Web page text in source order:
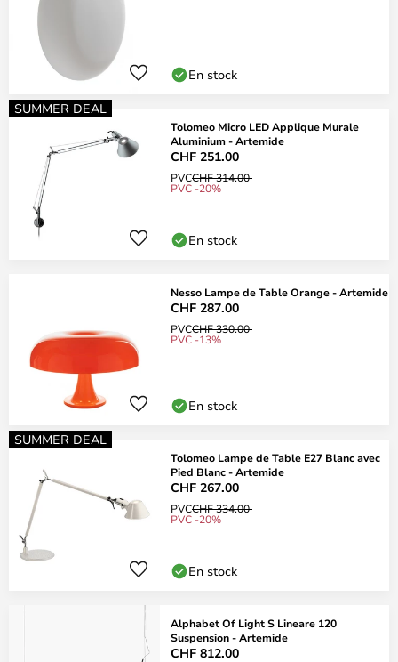
En stock
SUMMER DEAL
Tolomeo Micro LED Applique Murale
Aluminium - Artemide
CHF 251.00
PVCCHF 314.00
PVC -20%
En stock
Nesso Lampe de Table Orange - Artemide
CHF 287.00
PVCCHF 330.00
PVC -13%
En stock
SUMMER DEAL
Tolomeo Lampe de Table E27 Blanc avec
Pied Blanc - Artemide
CHF 267.00
PVCCHF 334.00
PVC -20%
En stock
Alphabet Of Light S Lineare 120
Suspension - Artemide
CHF 812.00